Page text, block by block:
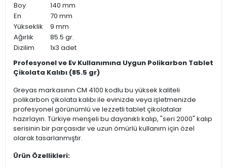
Boy
140 mm
En
70 mm
Yükseklik
9 mm
Ağırlık
85.5 gr.
Dizilim
1x3 adet
Profesyonel ve Ev Kullanımına Uygun Polikarbon Tablet
Çikolata Kalıbı (85.5 gr)
Greyas markasının CM 4100 kodlu bu yüksek kaliteli
polikarbon çikolata kalıbı ile evinizde veya işletmenizde
profesyonel görünümlü ve lezzetli tablet çikolatalar
hazırlayın. Türkiye menşeli bu dayanıklı kalıp, "seri 2000" kalıp
serisinin bir parçasıdır ve uzun ömürlü kullanım için özel
olarak tasarlanmıştır.
Ürün Özellikleri: